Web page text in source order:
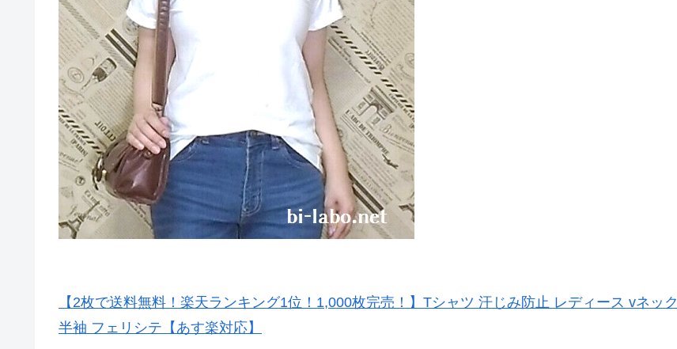
【2枚で送料無料！楽天ランキング1位！1,000枚完売！】Tシャツ 汗じみ防止 レディース vネック
半袖 フェリシテ【あす楽対応】